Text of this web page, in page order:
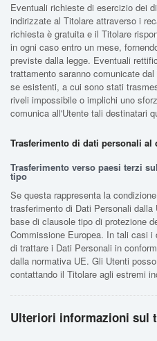
Eventuali richieste di esercizio dei
indirizzate al Titolare attraverso i
richiesta è gratuita e il Titolare
in ogni caso entro un mese,
previste dalla legge. Eventuali
trattamento saranno comunicate
se esistenti, a cui sono stati
riveli impossibile o implichi uno
comunica all'Utente tali destinatari
Trasferimento di dati personali
Trasferimento verso paesi terzi
tipo
Se questa rappresenta la
trasferimento di Dati Personali
base di clausole tipo di protezione
Commissione Europea. In tali casi
di trattare i Dati Personali in
dalla normativa UE. Gli Utenti
contattando il Titolare agli estremi
Ulteriori informazioni sul